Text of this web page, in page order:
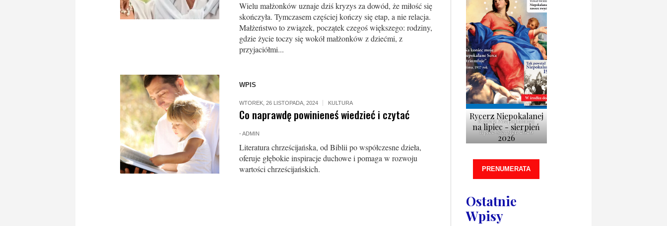
Wielu małżonków uznaje dziś kryzys za dowód, że miłość się
skończyła. Tymczasem częściej kończy się etap, a nie relacja.
Małżeństwo to związek, początek czegoś większego: rodziny,
gdzie życie toczy się wokół mał­żonków z dziećmi, z
przyjaciółmi...
WPIS
WTOREK, 26 LISTOPADA, 2024 KULTURA
Co naprawdę powinieneś wiedzieć i czytać
- ADMIN
Literatura chrześcijańska, od Biblii po współczesne dzieła,
oferuje głębokie inspiracje duchowe i pomaga w rozwoju
wartości chrześcijańskich.
Rycerz Niepokalanej
lipiec-sierpień 2026
Rycerz Niepokalanej
na lipiec - sierpień
2026
PRENUMERATA
Ostatnie
Wpisy